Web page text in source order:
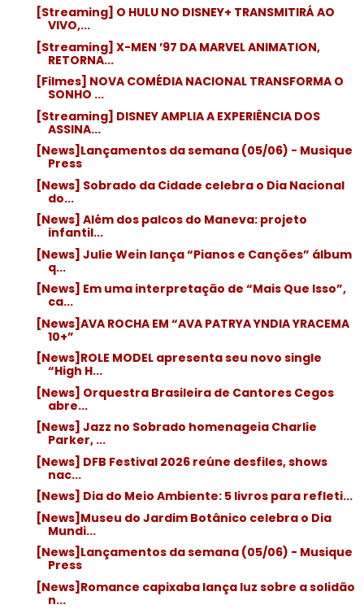
[Streaming] O HULU NO DISNEY+ TRANSMITIRÁ AO
VIVO,...
[Streaming] X-MEN ’97 DA MARVEL ANIMATION,
RETORNA...
[Filmes] NOVA COMÉDIA NACIONAL TRANSFORMA O
SONHO ...
[Streaming] DISNEY AMPLIA A EXPERIÊNCIA DOS
ASSINA...
[News]Lançamentos da semana (05/06) - Musique
Press
[News] Sobrado da Cidade celebra o Dia Nacional
do...
[News] Além dos palcos do Maneva: projeto
infantil...
[News] Julie Wein lança “Pianos e Canções” álbum
q...
[News] Em uma interpretação de “Mais Que Isso”,
ca...
[News]AVA ROCHA EM “AVA PATRYA YNDIA YRACEMA
10+”
[News]ROLE MODEL apresenta seu novo single
“High H...
[News] Orquestra Brasileira de Cantores Cegos
abre...
[News] Jazz no Sobrado homenageia Charlie
Parker, ...
[News] DFB Festival 2026 reúne desfiles, shows
nac...
[News] Dia do Meio Ambiente: 5 livros para refleti...
[News]Museu do Jardim Botânico celebra o Dia
Mundi...
[News]Lançamentos da semana (05/06) - Musique
Press
[News]Romance capixaba lança luz sobre a solidão
n...